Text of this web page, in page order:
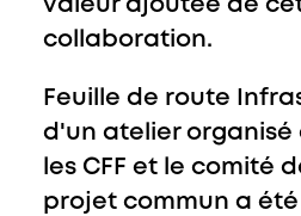
valeur ajoutée de
collaboration.
Feuille de route
d'un atelier organisé
les CFF et le comité
projet commun a